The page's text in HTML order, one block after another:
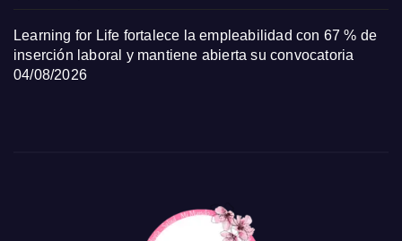
Learning for Life fortalece la empleabilidad con 67 % de
inserción laboral y mantiene abierta su convocatoria
04/08/2026